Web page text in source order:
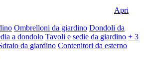
Apri
Ombrelloni da giardino Dondoli da
a dondolo Tavoli e sedie da giardino + 3
da giardino Contenitori da esterno